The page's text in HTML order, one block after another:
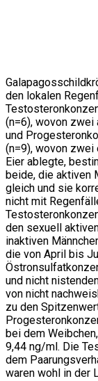
den lokalen
(n=6), wovon
und
(n=9), wovon zwei
Eier ablegte,
beide, die aktiven
gleich und sie
nicht mit
den sexuell
inaktiven
die von April bis
und nicht
von nicht
zu den
bei dem
9,44 ng/ml. Die
dem
waren wohl in der